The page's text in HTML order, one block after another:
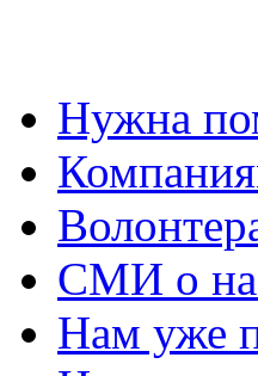
Нужна
СМИ о
Нам уже